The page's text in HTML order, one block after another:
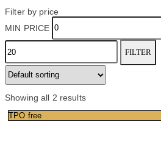
Filter by price
MIN PRICE
FILTER
Showing all 2 results
TPO free